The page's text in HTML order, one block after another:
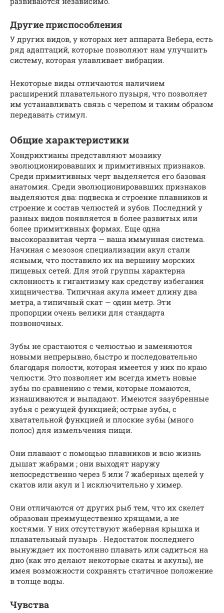
Другие приспособления
У других видов, у которых нет аппарата Вебера, есть
ряд адаптаций, которые позволяют нам улучшить
систему, которая улавливает вибрации.
Некоторые виды отличаются наличием
расширений плавательного пузыря, что позволяет
им устанавливать связь с черепом и таким образом
передавать стимул.
Общие характеристики
Хондрихтианы представляют мозаику
эволюционировавших и примитивных признаков.
Среди примитивных черт выделяется его базовая
анатомия. Среди эволюционировавших признаков
выделяются два: подвеска и строение плавников и
строение и состав челюстей и зубов. Последний у
разных видов появляется в более развитых или
более примитивных формах. Еще одна
высокоразвитая черта — ваша иммунная система.
Начиная с мезозоя специализации акул стали
ясными, что поставило их на вершину морских
пищевых сетей. Для этой группы характерна
склонность к гигантизму как средству избегания
хищничества. Типичная акула имеет длину два
метра, а типичный скат — один метр. Эти
пропорции очень велики для стандарта
позвоночных.
Зубы не срастаются с челюстью и заменяются
новыми непрерывно, быстро и последовательно
благодаря полости, которая имеется у них по краю
челюсти. Это позволяет им всегда иметь новые
зубы по сравнению с теми, которые ломаются,
изнашиваются и выпадают. Имеются зазубренные
зубья с режущей функцией; острые зубы, с
хватательной функцией и плоские зубы (много
полос) для измельчения пищи.
Они плавают с помощью плавников и всю жизнь
дышат жабрами ; они выходят наружу
непосредственно через 5 или 7 жаберных щелей у
скатов или акул и 1 исключительно у химер.
Они отличаются от других рыб тем, что их скелет
образован преимущественно хрящами, а не
костями. У них отсутствуют жаберная крышка и
плавательный пузырь . Недостаток последнего
вынуждает их постоянно плавать или садиться на
дно (как это делают некоторые скаты и акулы), не
имея возможности сохранять статичное положение
в толще воды.
Чувства